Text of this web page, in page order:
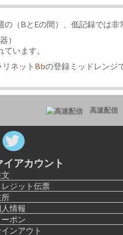
（BとEの間）、低記録では非
）
います。
ネット Bbの登録ミッドレンジ
高速配信
イアカウント
レジット伝票
情報
ーポン
ンアウト